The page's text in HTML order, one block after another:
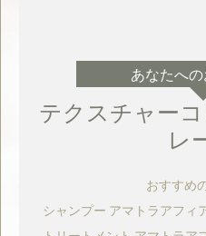
あなたへ
テクスチャー
レ
おすすめ
シャンプー アマトラアフ